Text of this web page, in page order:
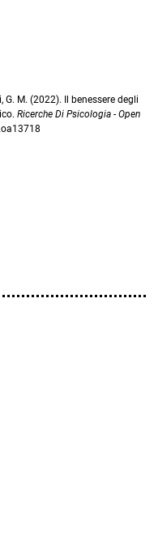
G. M. (2022). Il benessere degli
Ricerche Di Psicologia - Open